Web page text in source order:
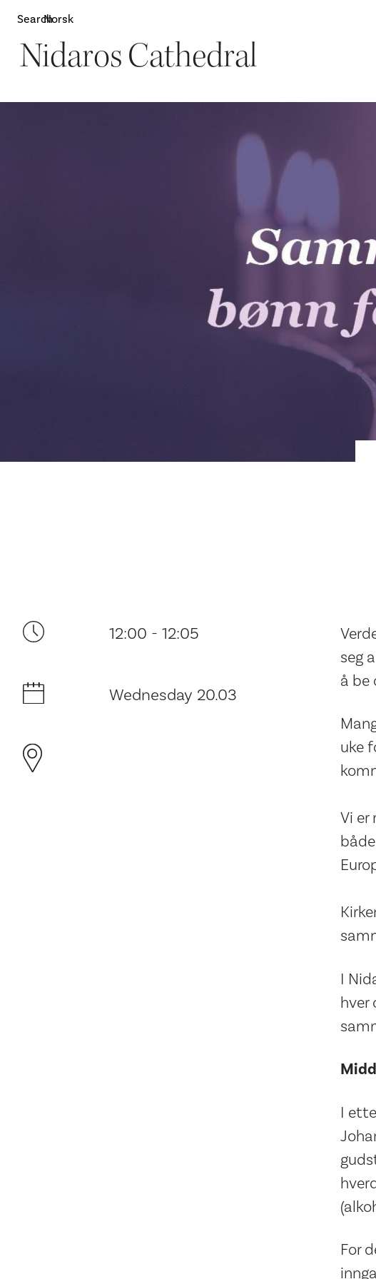
SearchNorsk
Nidaros Cathedral
12:00 - 12:05
Wednesday 20.03
seg
å be
uke
Vi er
I
hver
I
For